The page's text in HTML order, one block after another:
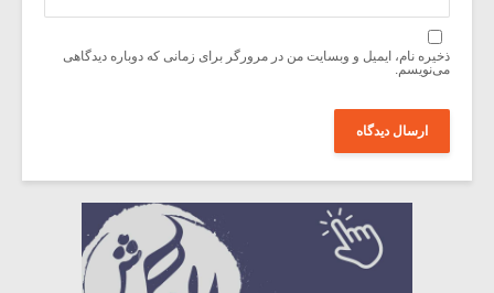
ذخیره نام، ایمیل و وبسایت من در مرورگر برای زمانی که دوباره دیدگاهی
می‌نویسم.